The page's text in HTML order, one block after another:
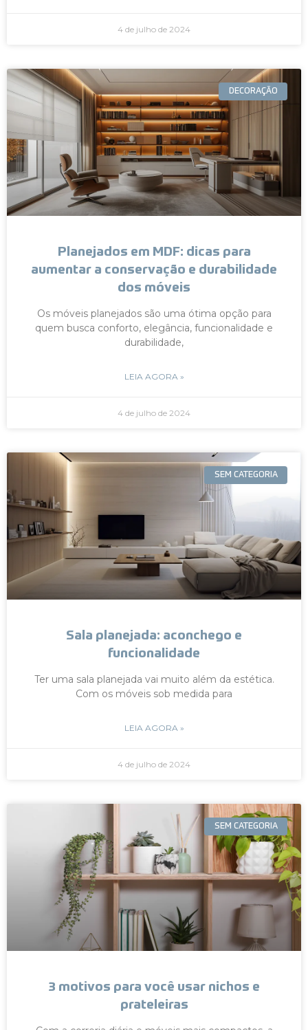
4 de julho de 2024
DECORAÇÃO
Planejados em MDF: dicas para
aumentar a conservação e durabilidade
dos móveis
Os móveis planejados são uma ótima opção para
quem busca conforto, elegância, funcionalidade e
durabilidade,
LEIA AGORA »
4 de julho de 2024
SEM CATEGORIA
Sala planejada: aconchego e
funcionalidade
Ter uma sala planejada vai muito além da estética.
Com os móveis sob medida para
LEIA AGORA »
4 de julho de 2024
SEM CATEGORIA
3 motivos para você usar nichos e
prateleiras